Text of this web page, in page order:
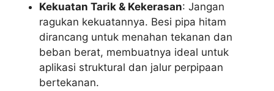
Kekuatan Tarik & Kekerasan: Jangan
ragukan kekuatannya. Besi pipa hitam
dirancang untuk menahan tekanan dan
beban berat, membuatnya ideal untuk
aplikasi struktural dan jalur perpipaan
bertekanan.